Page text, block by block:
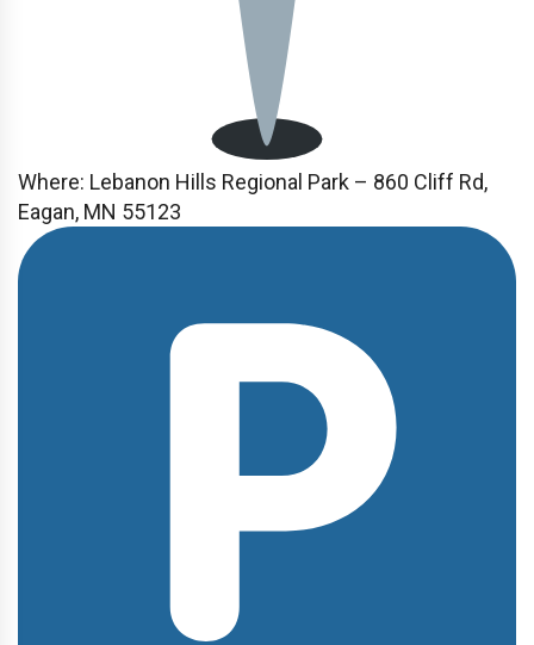
Where: Lebanon Hills Regional Park – 860 Cliff Rd,
Eagan, MN 55123